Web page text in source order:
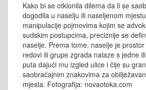
Kako bi se otklonila dilema da li se
dogodila u naselju ili naseljenom
manipulacije pojmovima kojim se
sudskim postupcima, preciznije se
naselje. Prema tome, naselje je
redovi ili grupe zgrada nalaze s jedne
puta dajući mu izgled ulice i čije su
saobraćajnim znakovima za
mjesta. Fotografija: novaotoka.com